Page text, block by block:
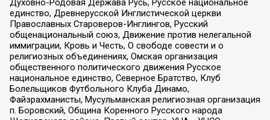
Духовно-Родовая Держава Русь, Русское национальное
единство, Древнерусской Инглистической церкви
Православных Староверов-Инглингов, Русский
общенациональный союз, Движение против нелегальной
иммиграции, Кровь и Честь, О свободе совести и о
религиозных объединениях, Омская организация
общественного политического движения Русское
национальное единство, Северное Братство, Клуб
Болельщиков Футбольного Клуба Динамо,
Файзрахманисты, Мусульманская религиозная организация
п. Боровский, Община Коренного Русского народа